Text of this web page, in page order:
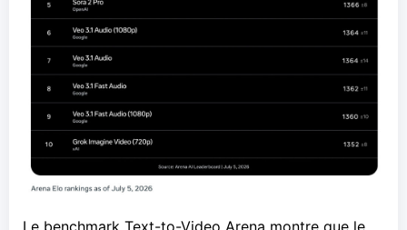
Le benchmark Text-to-Video Arena montre que le